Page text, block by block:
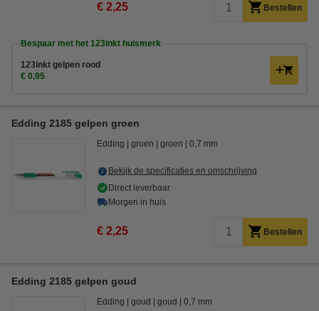
€ 2,25 Bestellen
Bespaar met het 123inkt huismerk
123inkt gelpen rood
€ 0,95
Edding 2185 gelpen groen
Edding groen groen 0,7 mm
Bekijk de specificaties en omschrijving
Direct leverbaar
Morgen in huis
€ 2,25 Bestellen
Edding 2185 gelpen goud
Edding goud goud 0,7 mm